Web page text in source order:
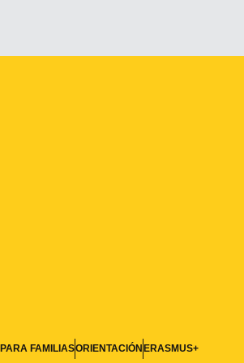
PARA FAMILIASORIENTACIÓN ERASMUS+